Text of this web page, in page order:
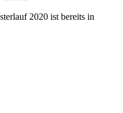
2020 ist bereits in